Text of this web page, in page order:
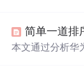
包括掌握编程基
究生深造或就业
本文通过分析华